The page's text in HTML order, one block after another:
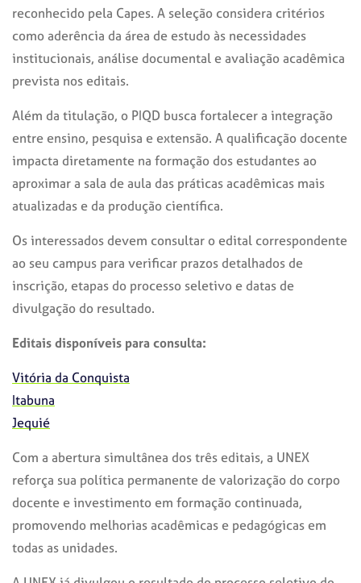
reconhecido pela Capes. A seleção considera critérios
como aderência da área de estudo às necessidades
institucionais, análise documental e avaliação acadêmica
prevista nos editais.
Além da titulação, o PIQD busca fortalecer a integração
entre ensino, pesquisa e extensão. A qualificação docente
impacta diretamente na formação dos estudantes ao
aproximar a sala de aula das práticas acadêmicas mais
atualizadas e da produção científica.
Os interessados devem consultar o edital correspondente
ao seu campus para verificar prazos detalhados de
inscrição, etapas do processo seletivo e datas de
divulgação do resultado.
Editais disponíveis para consulta:
Vitória da Conquista
Itabuna
Jequié
Com a abertura simultânea dos três editais, a UNEX
reforça sua política permanente de valorização do corpo
docente e investimento em formação continuada,
promovendo melhorias acadêmicas e pedagógicas em
todas as unidades.